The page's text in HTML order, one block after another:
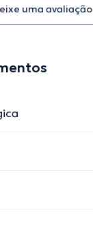
uma avaliação